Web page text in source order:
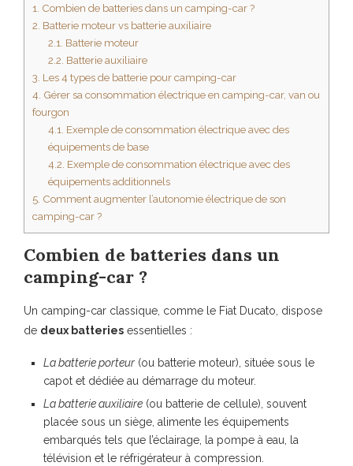
1. Combien de batteries dans un camping-car ?
2. Batterie moteur vs batterie auxiliaire
2.1. Batterie moteur
2.2. Batterie auxiliaire
3. Les 4 types de batterie pour camping-car
4. Gérer sa consommation électrique en camping-car, van ou
fourgon
4.1. Exemple de consommation électrique avec des
équipements de base
4.2. Exemple de consommation électrique avec des
équipements additionnels
5. Comment augmenter l’autonomie électrique de son
camping-car ?
Combien de batteries dans un
camping-car ?
Un camping-car classique, comme le Fiat Ducato, dispose
de deux batteries essentielles :
La batterie porteur (ou batterie moteur), située sous le
capot et dédiée au démarrage du moteur.
La batterie auxiliaire (ou batterie de cellule), souvent
placée sous un siège, alimente les équipements
embarqués tels que l’éclairage, la pompe à eau, la
télévision et le réfrigérateur à compression.